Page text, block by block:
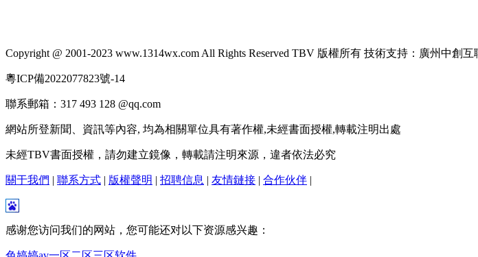
Copyright @ 2001-2023 www.1314wx.com All Rights Reserved TBV 版權所有 技術支持：廣州中創
粵ICP備2022077823號-14
聯系郵箱：317 493 128 @qq.com
網站所登新聞、資訊等內容, 均為相關單位具有著作權,未經書面授權,轉載注明出處
未經TBV書面授權，請勿建立鏡像，轉載請注明來源，違者依法必究
關于我們 | 聯系方式 | 版權聲明 | 招聘信息 | 友情鏈接 | 合作伙伴 |
感谢您访问我们的网站，您可能还对以下资源感兴趣：